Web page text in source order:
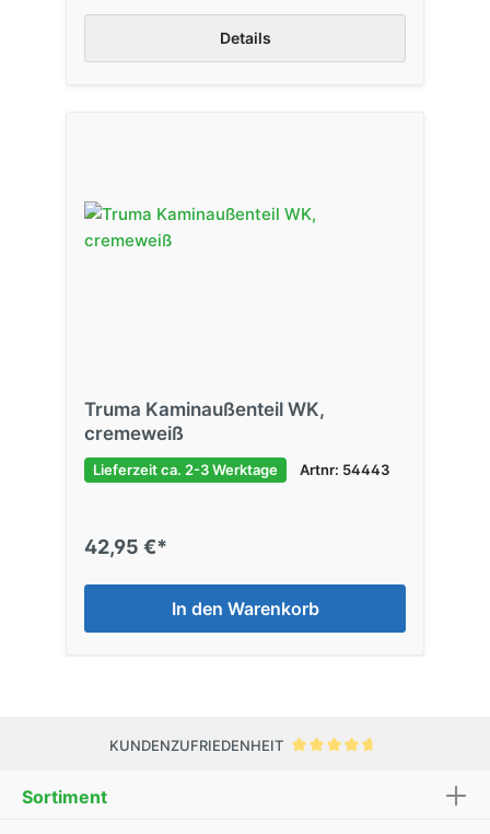
Details
Truma Kaminaußenteil WK,
cremeweiß
Lieferzeit ca. 2-3 Werktage Artnr: 54443
42,95 €*
In den Warenkorb
KUNDENZUFRIEDENHEIT
Sortiment